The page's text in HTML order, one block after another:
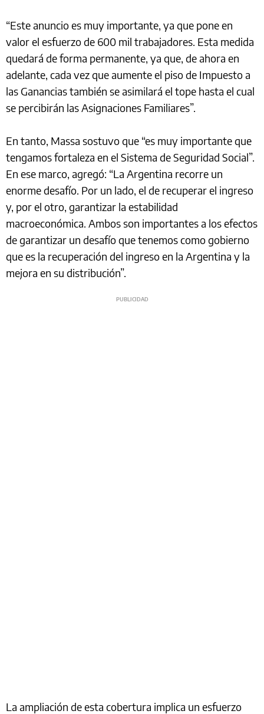
“Este anuncio es muy importante, ya que pone en
valor el esfuerzo de 600 mil trabajadores. Esta medida
quedará de forma permanente, ya que, de ahora en
adelante, cada vez que aumente el piso de Impuesto a
las Ganancias también se asimilará el tope hasta el cual
se percibirán las Asignaciones Familiares”.
En tanto, Massa sostuvo que “es muy importante que
tengamos fortaleza en el Sistema de Seguridad Social”.
En ese marco, agregó: “La Argentina recorre un
enorme desafío. Por un lado, el de recuperar el ingreso
y, por el otro, garantizar la estabilidad
macroeconómica. Ambos son importantes a los efectos
de garantizar un desafío que tenemos como gobierno
que es la recuperación del ingreso en la Argentina y la
mejora en su distribución”.
La ampliación de esta cobertura implica un esfuerzo